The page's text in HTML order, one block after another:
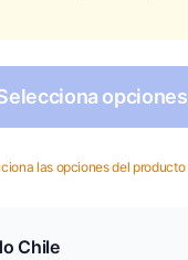
opciones
las opciones del producto
Chile